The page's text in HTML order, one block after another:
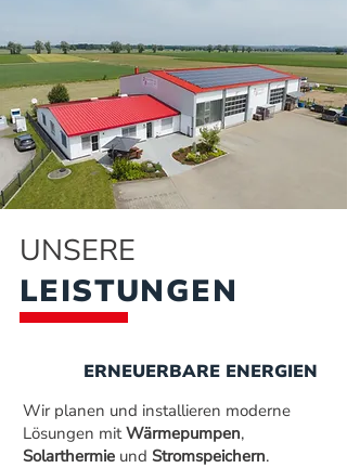
UNSERE
LEISTUNGEN
ERNEUERBARE ENERGIEN
Wir planen und installieren moderne
Lösungen mitWärmepumpen,
Solarthermie und Stromspeichern.